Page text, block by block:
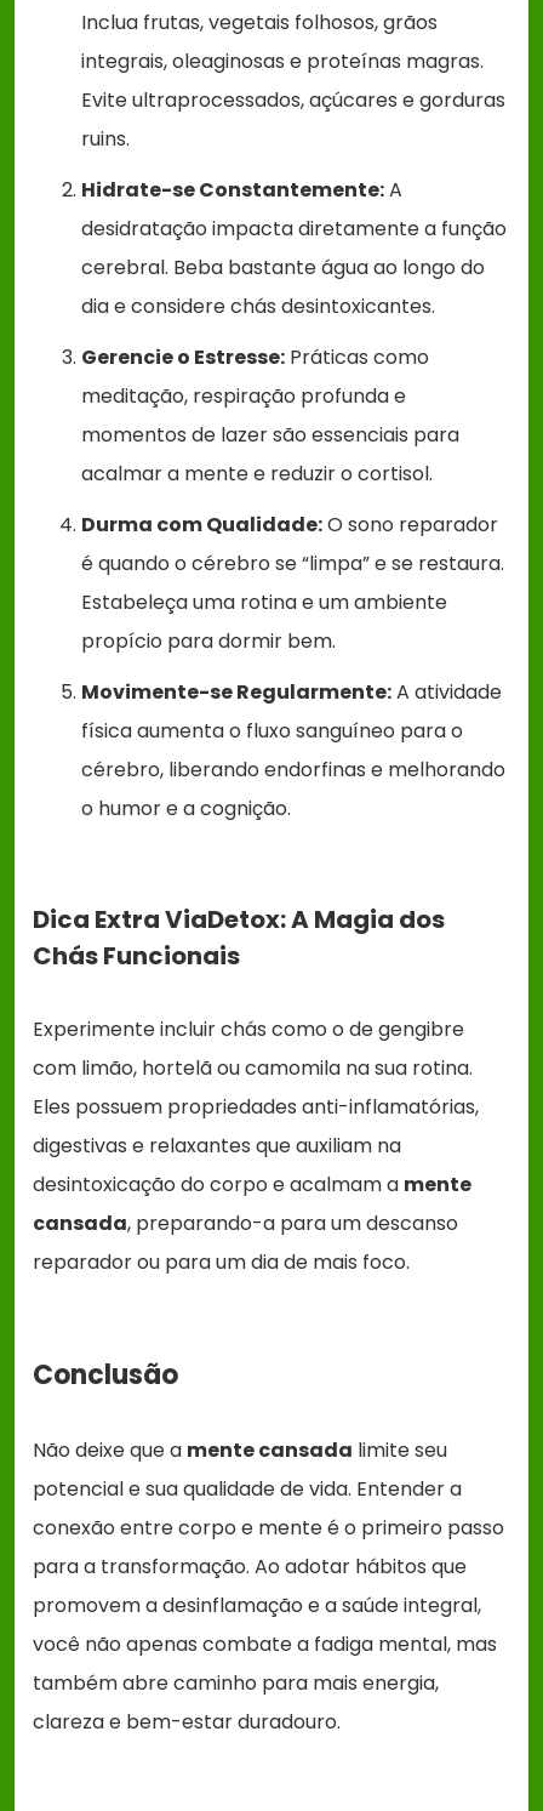
Inclua frutas, vegetais folhosos, grãos
integrais, oleaginosas e proteínas magras.
Evite ultraprocessados, açúcares e gorduras
ruins.
Hidrate-se Constantemente:A
desidratação impacta diretamente a função
cerebral. Beba bastante água ao longo do
dia e considere chás desintoxicantes.
Gerencie o Estresse: Práticas como
meditação, respiração profunda e
momentos de lazer são essenciais para
acalmar a mente e reduzir o cortisol.
Durma com Qualidade:O sono reparador
é quando o cérebro se “limpa” e se restaura.
Estabeleça uma rotina e um ambiente
propício para dormir bem.
Movimente-se Regularmente:A atividade
física aumenta o fluxo sanguíneo para o
cérebro, liberando endorfinas e melhorando
o humor e a cognição.
Dica Extra ViaDetox: A Magia dos
Chás Funcionais
Experimente incluir chás como o de gengibre
com limão, hortelã ou camomila na sua rotina.
Eles possuem propriedades anti-inflamatórias,
digestivas e relaxantes que auxiliam na
desintoxicação do corpo e acalmam a mente
cansada, preparando-a para um descanso
reparador ou para um dia de mais foco.
Conclusão
Não deixe que a mente cansada limite seu
potencial e sua qualidade de vida. Entender a
conexão entre corpo e mente é o primeiro passo
para a transformação. Ao adotar hábitos que
promovem a desinflamação e a saúde integral,
você não apenas combate a fadiga mental, mas
também abre caminho para mais energia,
clareza e bem-estar duradouro.